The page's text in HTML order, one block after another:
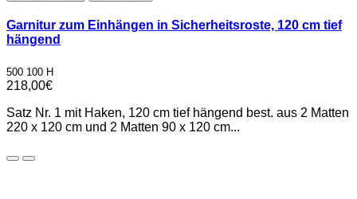
Garnitur zum Einhängen in Sicherheitsroste, 120 cm tief
hängend
500 100 H
218,00€
Satz Nr. 1 mit Haken, 120 cm tief hängend best. aus 2 Matten
220 x 120 cm und 2 Matten 90 x 120 cm...